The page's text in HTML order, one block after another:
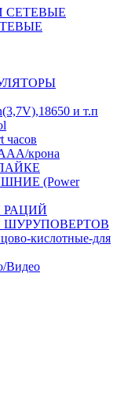
СЕТЕВЫЕ
и т.п
крона
(Power
РАЦИЙ
ШУРУПОВЕРТОВ
кислотные-для